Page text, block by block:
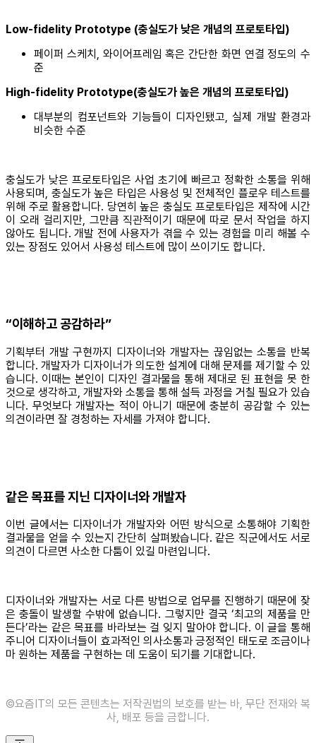
Low-fidelity Prototype (충실도가 낮은 개념의 프로토타입)
페이퍼 스케치, 와이어프레임 혹은 간단한 화면 연결 정도의 수
준
High-fidelity Prototype(충실도가 높은 개념의 프로토타입)
대부분의 컴포넌트와 기능들이 디자인됐고, 실제 개발 환경과
비슷한 수준
충실도가 낮은 프로토타입은 사업 초기에 빠르고 정확한 소통을 위해
사용되며, 충실도가 높은 타입은 사용성 및 전체적인 플로우 테스트를
위해 주로 활용합니다. 당연히 높은 충실도 프로토타입은 제작에 시간
이 오래 걸리지만, 그만큼 직관적이기 때문에 따로 문서 작업을 하지
않아도 됩니다. 개발 전에 사용자가 겪을 수 있는 경험을 미리 해볼 수
있는 장점도 있어서 사용성 테스트에 많이 쓰이기도 합니다.
“이해하고 공감하라”
기획부터 개발 구현까지 디자이너와 개발자는 끊임없는 소통을 반복
합니다. 개발자가 디자이너가 의도한 설계에 대해 문제를 제기할 수 있
습니다. 이때는 본인이 디자인 결과물을 통해 제대로 된 표현을 못 한
것으로 생각하고, 개발자와 소통을 통해 설득 과정을 거칠 필요가 있습
니다. 무엇보다 개발자는 적이 아니기 때문에 충분히 공감할 수 있는
의견이라면 잘 경청하는 자세를 가져야 합니다.
같은 목표를 지닌 디자이너와 개발자
이번 글에서는 디자이너가 개발자와 어떤 방식으로 소통해야 기획한
결과물을 얻을 수 있는지 간단히 살펴봤습니다. 같은 직군에서도 서로
의견이 다르면 사소한 다툼이 있길 마련입니다.
디자이너와 개발자는 서로 다른 방법으로 업무를 진행하기 때문에 잦
은 충돌이 발생할 수밖에 없습니다. 그렇지만 결국 ‘최고의 제품을 만
든다’라는 같은 목표를 바라보는 걸 잊지 말아야 합니다. 이 글을 통해
주니어 디자이너들이 효과적인 의사소통과 긍정적인 태도로 조금이나
마 원하는 제품을 구현하는 데 도움이 되기를 기대합니다.
©️요즘IT의 모든 콘텐츠는 저작권법의 보호를 받는 바, 무단 전재와 복
사, 배포 등을 금합니다.